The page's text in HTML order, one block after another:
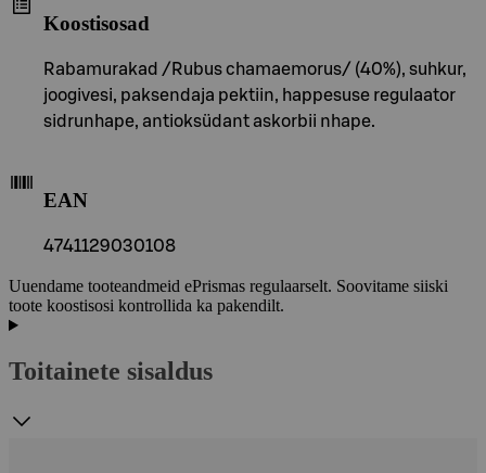
Koostisosad
Rabamurakad /Rubus chamaemorus/ (40%), suhkur,
joogivesi, paksendaja pektiin, happesuse regulaator
sidrunhape, antioksüdant askorbii nhape.
EAN
4741129030108
Uuendame tooteandmeid ePrismas regulaarselt. Soovitame siiski
toote koostisosi kontrollida ka pakendilt.
Toitainete sisaldus